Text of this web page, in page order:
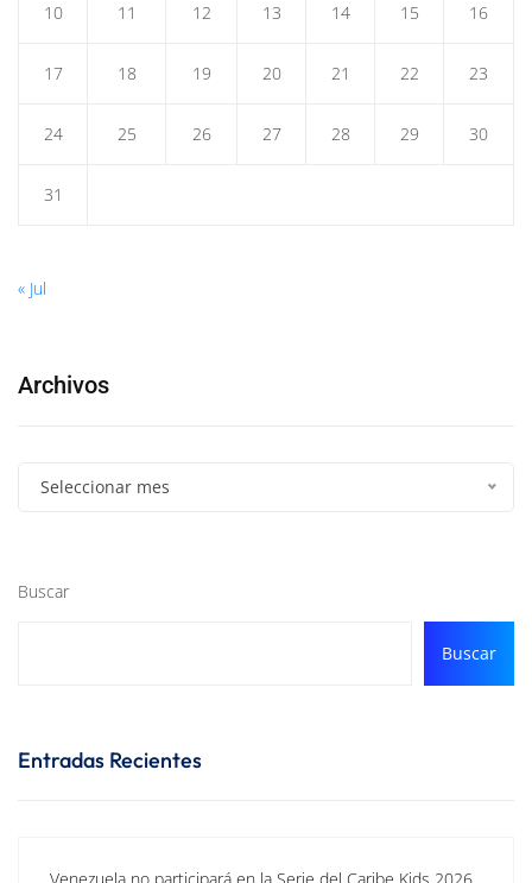
10 11 12 13 14 15 16
17 18 19 20 21 22 23
24 25 26 27 28 29 30
31
« Jul
Archivos
Seleccionar mes
Buscar
Buscar
Entradas Recientes